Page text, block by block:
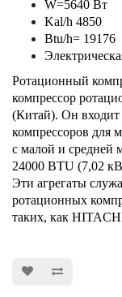
W=5640 Вт
Kal/h 4850
Btu/h= 19176
Ротационный
компрессор
(Китай). Он входит
компрессоров для
с малой и средней
24000 BTU (7,02
Эти агрегаты
ротационных
таких, как